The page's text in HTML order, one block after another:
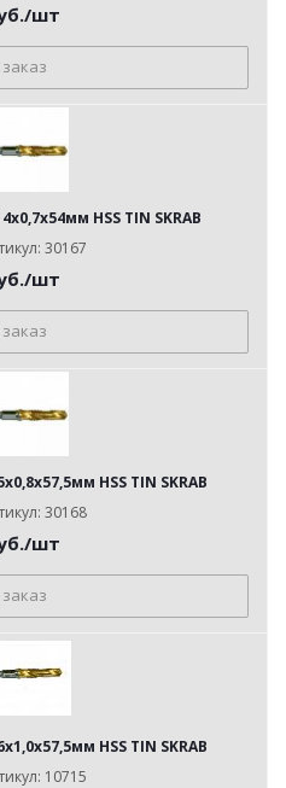
/шт
HSS TIN SKRAB
30167
/шт
HSS TIN SKRAB
30168
/шт
HSS TIN SKRAB
10715